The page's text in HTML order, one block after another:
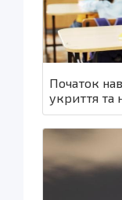
Початок
укриття та